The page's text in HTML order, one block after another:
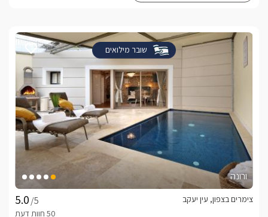
שובר מילואים
ורונה
/5
צימרים בצפון, עין יעקב